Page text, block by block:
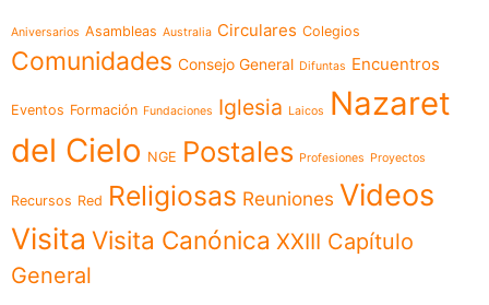
Aniversarios Asambleas Australia Circulares Colegios
Comunidades Consejo General Difuntas Encuentros
Eventos Formación Fundaciones Iglesia Laicos
Nazaret
del Cielo NGE Postales Profesiones Proyectos
Recursos Red Religiosas Reuniones Videos
Visita Visita Canónica XXIII Capítulo
General